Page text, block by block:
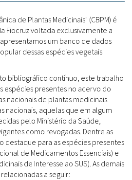
de Plantas Medicinais" (CBPM) é
Fiocruz voltada exclusivamente a
um banco de dados
dessas espécies vegetais
bibliográfico contínuo, este trabalho
espécies presentes no acervo do
nacionais de plantas medicinais.
nacionais, aquelas que em algum
pelo Ministério da Saúde,
como revogadas. Dentre as
destaque para as espécies presentes
de Medicamentos Essenciais) e
de Interesse ao SUS). As demais
a seguir: